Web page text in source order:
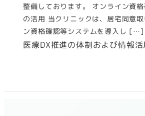
医療DX推進の体制および情報
整備しております。 オンライン資
の活用 当クリニックは、居宅同意
ン資格確認等システムを導入し […]